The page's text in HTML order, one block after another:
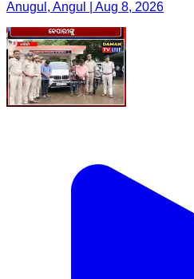
Anugul, Angul | Aug 8, 2026